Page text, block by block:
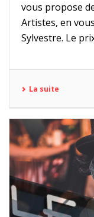
vous propose
Artistes, en
Sylvestre. Le
La suite